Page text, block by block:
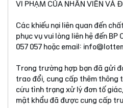
VI PHẠM CỦA NHÂN VIÊN VÀ
Các khiếu nại liên quan đến
phục vụ vui lòng liên hệ đến BP
057 057 hoặc email:
Trong trường hợp bạn đã gửi
trao đổi, cung cấp thêm thông
cứu tình trạng xử lý đơn tố
mật khẩu đã được cung cấp